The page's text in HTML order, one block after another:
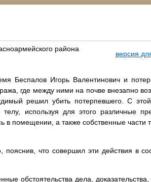
района
версия
Беспалов Игорь Валентинович и
где между ними на почве внезапно
решил убить потерпевшего. С
используя для этого различные
в помещении, а также собственные части
что совершил эти действия в
обстоятельства дела,